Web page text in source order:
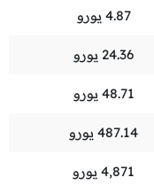
4.87 يورو
24.36 يورو
48.71 يورو
487.14 يورو
4,871 يورو